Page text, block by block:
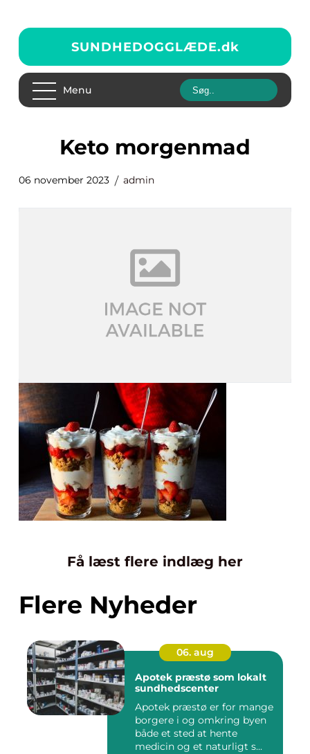
SUNDHEDOGGLÆDE.dk
Menu
keto morgenmad
06 november 2023 admin
Få læst flere indlæg her
Flere Nyheder
06. aug
Apotek præstø som lokalt
sundhedscenter
Apotek præstø er for mange
borgere i og omkring byen
både et sted at hente
medicin og et naturligt s...